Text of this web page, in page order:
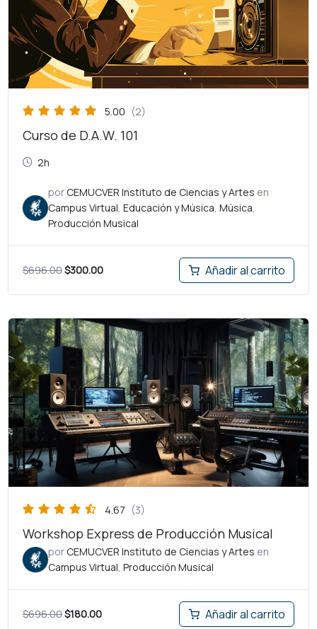
5.00 (2)
Curso de D.A.W. 101
2h
por CEMUCVER Instituto de Ciencias y Artes en
Campus Virtual Educación y Música Música
Producción Musical
$696.00$300.00 Añadir al carrito
4.67 (3)
Workshop Express de Producción Musical
por CEMUCVER Instituto de Ciencias y Artes en
Campus Virtual, Producción Musical
$696.00
El
precio
original
era:
$696.00.
$180.00
El
precio
actual
es:
$180.00.
Añadir al carrito